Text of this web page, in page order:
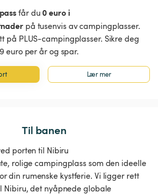
får du0 euro i
på tusenvis av campingplasser.
på PLUS-campingplasser. Sikre deg
euro per år og spar.
Lær mer
Til banen
porten til Nibiru
rolige campingplass som den ideelle
din rumenske kystferie. Vi ligger rett
Nibiru, det nyåpnede globale